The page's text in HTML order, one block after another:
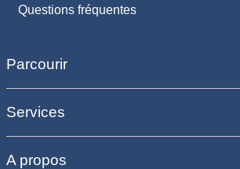
Questions fréquentes
Parcourir
Services
A propos